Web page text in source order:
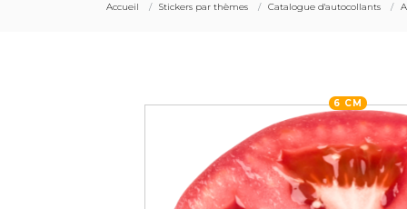
Accueil Stickers par thèmes Catalogue d'autocollants
6 CM